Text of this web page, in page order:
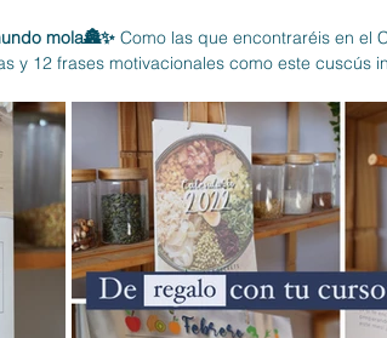
mola🏯✨ Como las que encontraréis en el
y 12 frases motivacionales como este cuscús